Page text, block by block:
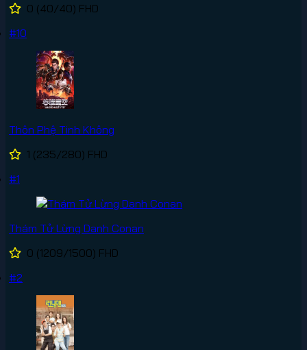
0 (40/40) FHD
#10
Thôn Phệ Tinh Không
1 (235/280) FHD
#1
Thám Tử Lừng Danh Conan
0 (1209/1500) FHD
#2